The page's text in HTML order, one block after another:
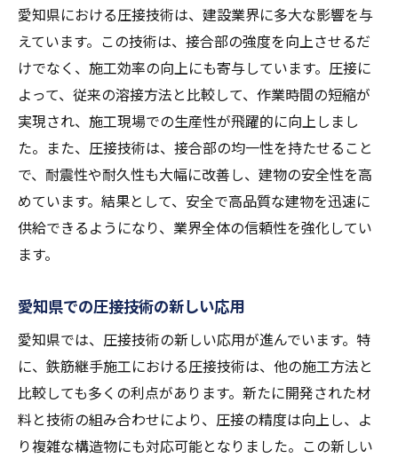
愛知県における圧接技術は、建設業界に多大な影響を与
えています。この技術は、接合部の強度を向上させるだ
けでなく、施工効率の向上にも寄与しています。圧接に
よって、従来の溶接方法と比較して、作業時間の短縮が
実現され、施工現場での生産性が飛躍的に向上しまし
た。また、圧接技術は、接合部の均一性を持たせること
で、耐震性や耐久性も大幅に改善し、建物の安全性を高
めています。結果として、安全で高品質な建物を迅速に
供給できるようになり、業界全体の信頼性を強化してい
ます。
愛知県での圧接技術の新しい応用
愛知県では、圧接技術の新しい応用が進んでいます。特
に、鉄筋継手施工における圧接技術は、他の施工方法と
比較しても多くの利点があります。新たに開発された材
料と技術の組み合わせにより、圧接の精度は向上し、よ
り複雑な構造物にも対応可能となりました。この新しい